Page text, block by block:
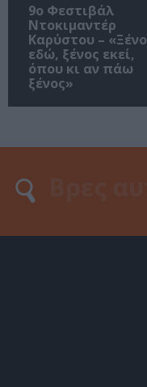
9ο Φεστιβάλ
Ντοκιμαντέρ
Καρύστου –
εδώ, ξένος εκεί,
όπου κι αν πάω
ξένος»